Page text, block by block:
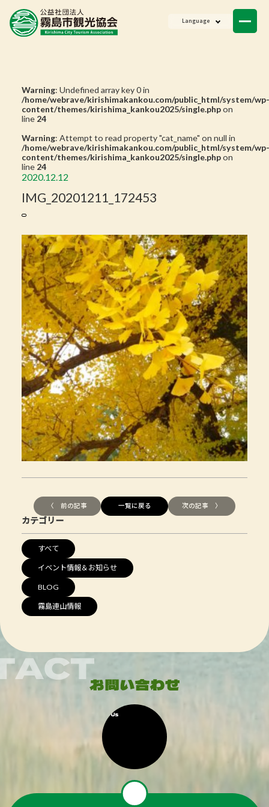
Language
Warning: Undefined array key 0 in
/home/webrave/kirishimakankou.com/public_html/system/wp-
content/themes/kirishima_kankou2025/single.phpon
line 24
Warning: Attempt to read property "cat_name" on null in
/home/webrave/kirishimakankou.com/public_html/system/wp-
content/themes/kirishima_kankou2025/single.phpon
line 24
2020.12.12
IMG_20201211_172453
〈 前の記事 一覧に戻る 次の記事 〉
カテゴリー
すべて
イベント情報＆お知らせ
BLOG
霧島連山情報